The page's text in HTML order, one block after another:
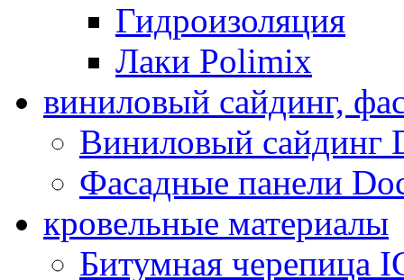
Гидроизоляция
Лаки Polimix
виниловый сайдинг,
Виниловый сайдинг
Фасадные панели
кровельные материалы
Битумная черепица